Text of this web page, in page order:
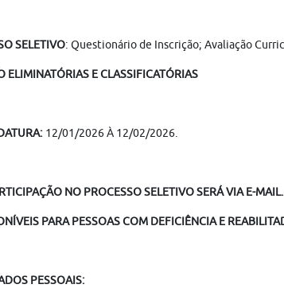
SELETIVO: Questionário de Inscrição; Avaliação
ELIMINATÓRIAS E CLASSIFICATÓRIAS
12/01/2026 À 12/02/2026.
NO PROCESSO SELETIVO SERÁ VIA E-MAIL.
PARA PESSOAS COM DEFICIÊNCIA E
PESSOAIS: